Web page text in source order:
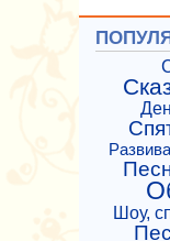
Шоу,